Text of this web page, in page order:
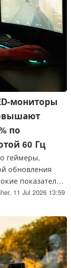
мониторы
по
60 Гц
геймеры,
обновления
показатели
а также более
выше 144 Гц, в
11 Jul 2026 13:59